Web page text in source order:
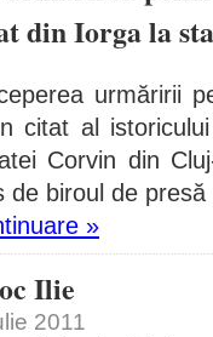
din Iorga la
urmăririi
citat al
Corvin din
biroul de
»
Ilie
2011